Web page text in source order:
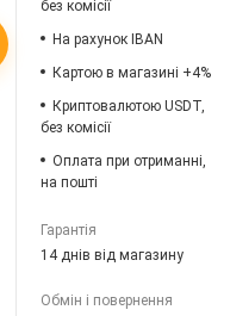
без комісії
На рахунок IBAN
Картою в магазині +4%
Криптовалютою USDT,
без комісії
Оплата при отриманні,
на пошті
Гарантія
14 днів від магазину
Обмін і повернення